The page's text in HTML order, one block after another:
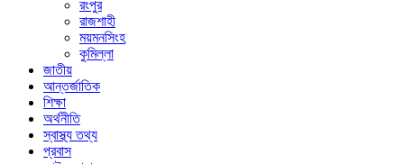
রংপুর
রাজশাহী
ময়মনসিংহ
কুমিল্লা
জাতীয়
আন্তর্জাতিক
শিক্ষা
অর্থনীতি
স্বাস্থ্য তথ্য
প্রবাস